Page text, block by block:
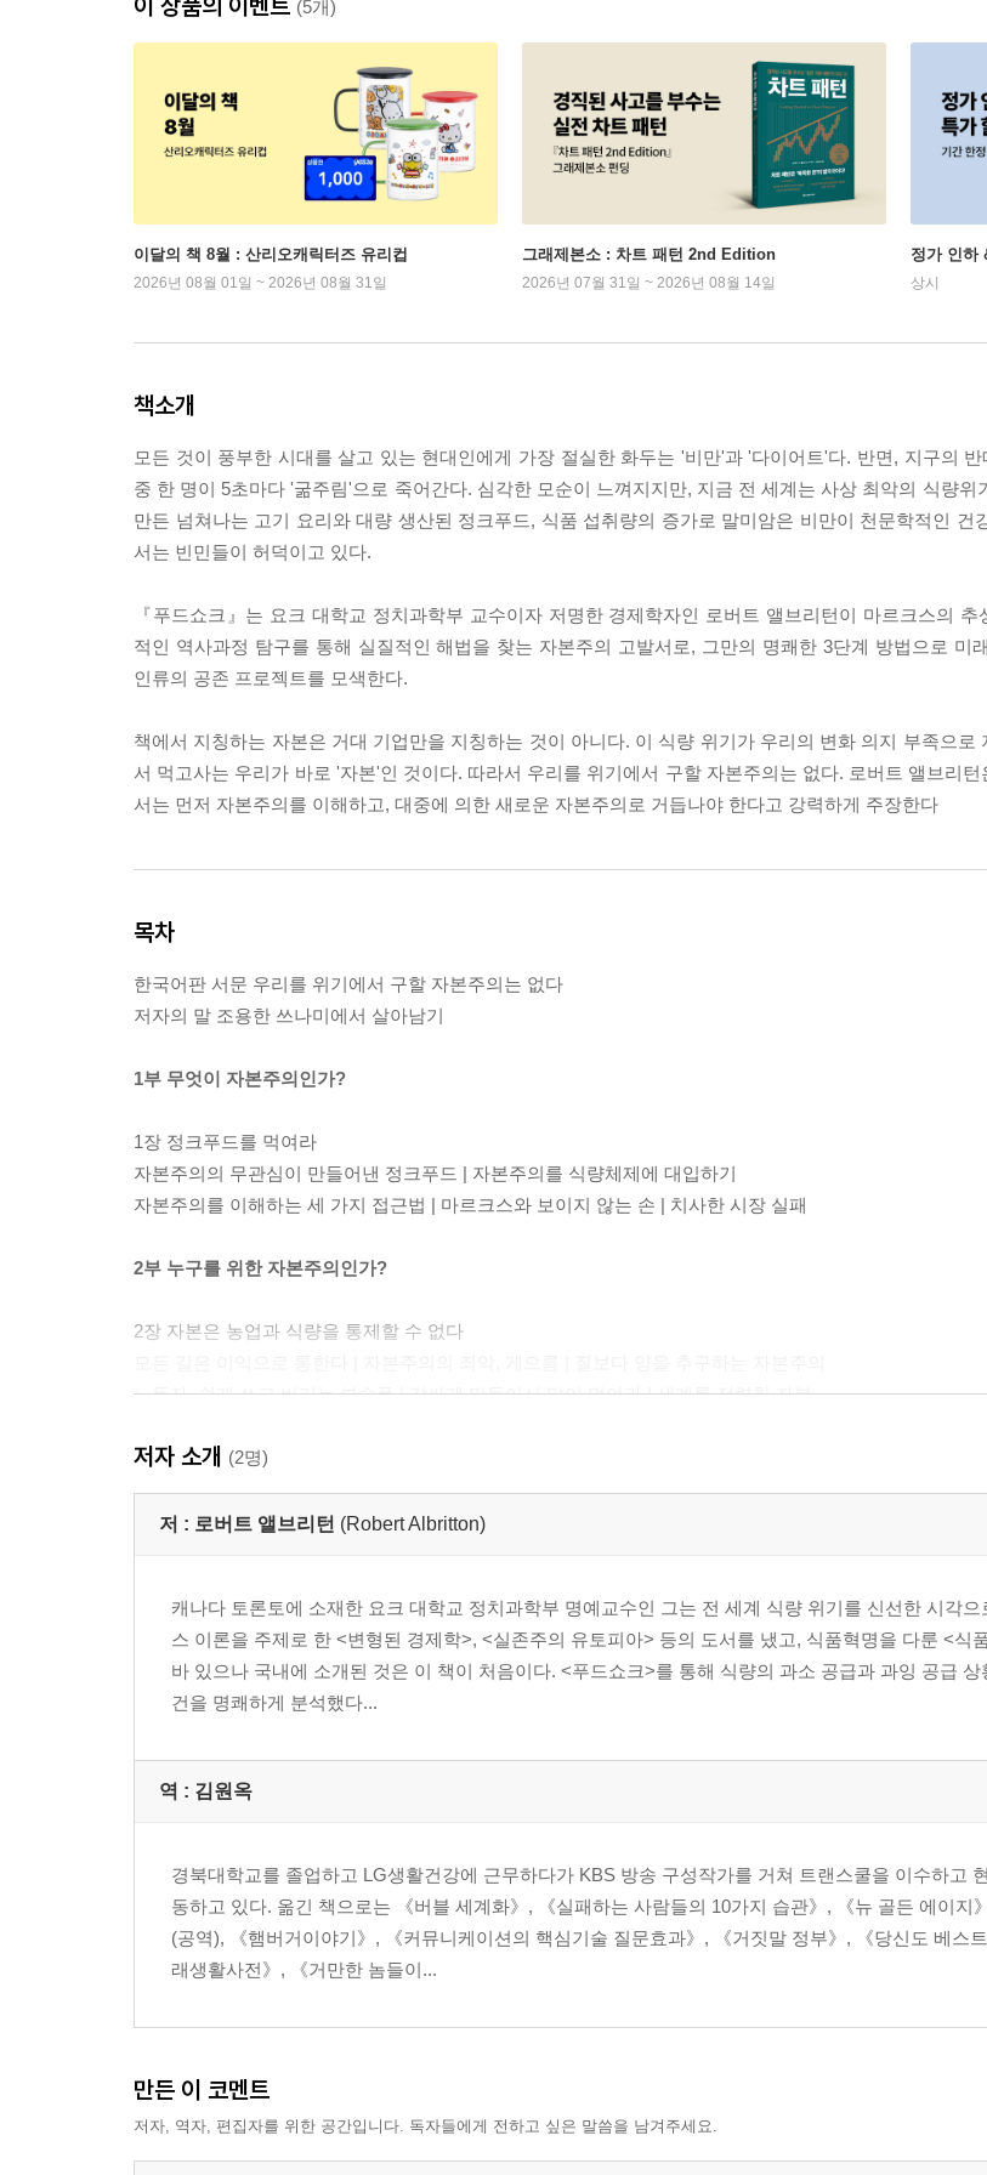
(5개)
이달의 책 8월 : 산리오캐릭터즈 유리컵
2026년 08월 01일 ~ 2026년 08월 31일
그래제본소 : 차트 패턴 2nd Edition
2026년 07월 31일 ~ 2026년 08월 14일
정가 인하
상시
책소개
모든 것이 풍부한 시대를 살고 있는 현대인에게 가장 절실한 화두는 '비만'과 '다이어트'다. 반면, 지구의
중 한 명이 5초마다 '굶주림'으로 죽어간다. 심각한 모순이 느껴지지만, 지금 전 세계는 사상 최악의 식량
만든 넘쳐나는 고기 요리와 대량 생산된 정크푸드, 식품 섭취량의 증가로 말미암은 비만이 천문학적인 건
서는 빈민들이 허덕이고 있다.
『푸드쇼크』는 요크 대학교 정치과학부 교수이자 저명한 경제학자인 로버트 앨브리턴이 마르크스의
적인 역사과정 탐구를 통해 실질적인 해법을 찾는 자본주의 고발서로, 그만의 명쾌한 3단계 방법으로 미
인류의 공존 프로젝트를 모색한다.
책에서 지칭하는 자본은 거대 기업만을 지칭하는 것이 아니다. 이 식량 위기가 우리의 변화 의지 부족으로
서 먹고사는 우리가 바로 '자본'인 것이다. 따라서 우리를 위기에서 구할 자본주의는 없다. 로버트 앨브리
서는 먼저 자본주의를 이해하고, 대중에 의한 새로운 자본주의로 거듭나야 한다고 강력하게 주장한다
목차
한국어판 서문 우리를 위기에서 구할 자본주의는 없다
저자의 말 조용한 쓰나미에서 살아남기
1부 무엇이 자본주의인가?
1장 정크푸드를 먹여라
자본주의의 무관심이 만들어낸 정크푸드 | 자본주의를 식량체제에 대입하기
자본주의를 이해하는 세 가지 접근법 | 마르크스와 보이지 않는 손 | 치사한 시장 실패
2부 누구를 위한 자본주의인가?
2장 자본은 농업과 식량을 통제할 수 없다
노동자, 쉽게 쓰고 버리는 부속품 | 값싸게 만들어서 많이 먹여라 | 세계를 점령한 자본
3장 컨슈머리즘은 민주주의와 다르다
컨슈머리즘의 역사적 분석 | 값싼 석유가 만들어낸 컨슈머리즘
식민주의의 새로운 표현, 글로벌 경영 | 식량이 무기가 되는 공포 정치 | 결국, 무관심이 만든 파괴
제3부 미국은 왜 세계 식량체제의 중심에 자리잡았는가?
더 이상 달콤하지 않은 설탕 | 미국의 자본으로 재편된 식량체제의 결과 | 고기에 중독되는 현대인
우리는 매일 농약을 먹는다 | 건강을 위협하는 식품 첨가물 | 미생물에 감염되다
줄어드는 영양소 | 유전자를 조작하라 | 가공식품의 천국, 슈퍼마켓
요리사가 없는 패스트푸드 | 결국, 배불리 먹어도 굶주릴 수밖에 없는 현실
끼니를 때우기도 어려운 노동자들 | 농약에 노출된 개발도상국의 노동자
6장 농업과 식량체제의 변화는 환경을 파괴하고 있다
저자 소개 (2명)
저 : 로버트 앨브리턴 (Robert Albritton)
캐나다 토론토에 소재한 요크 대학교 정치과학부 명예교수인 그는 전 세계 식량 위기를 신선한 시각
스 이론을 주제로 한 <변형된 경제학>, <실존주의 유토피아> 등의 도서를 냈고, 식품혁명을 다룬 <식
바 있으나 국내에 소개된 것은 이 책이 처음이다. <푸드쇼크>를 통해 식량의 과소 공급과 과잉 공급
건을 명쾌하게 분석했다...
역 : 김원옥
경북대학교를 졸업하고 LG생활건강에 근무하다가 KBS 방송 구성작가를 거쳐 트랜스쿨을 이수하고
동하고 있다. 옮긴 책으로는 《버블 세계화》, 《실패하는 사람들의 10가지 습관》, 《뉴 골든 에이지
(공역), 《햄버거이야기》, 《커뮤니케이션의 핵심기술 질문효과》, 《거짓말 정부》, 《당신도 베스
래생활사전》, 《거만한 놈들이...
만든 이 코멘트
저자, 역자, 편집자를 위한 공간입니다. 독자들에게 전하고 싶은 말씀을 남겨주세요.